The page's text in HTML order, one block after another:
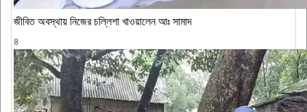
জীবিত অবস্থায় নিজের চল্লিশা খাওয়ালেন আঃ সামাদ
৪